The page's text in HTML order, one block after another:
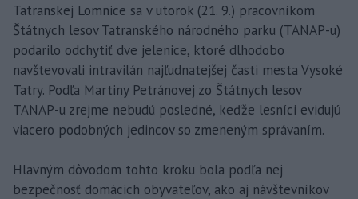
Tatranskej Lomnice sa v utorok (21. 9.) pracovníkom
Štátnych lesov Tatranského národného parku (TANAP-u)
podarilo odchytiť dve jelenice, ktoré dlhodobo
navštevovali intravilán najľudnatejšej časti mesta Vysoké
Tatry. Podľa Martiny Petránovej zo Štátnych lesov
TANAP-u zrejme nebudú posledné, keďže lesníci evidujú
viacero podobných jedincov so zmeneným správaním.
Hlavným dôvodom tohto kroku bola podľa nej
bezpečnosť domácich obyvateľov, ako aj návštevníkov